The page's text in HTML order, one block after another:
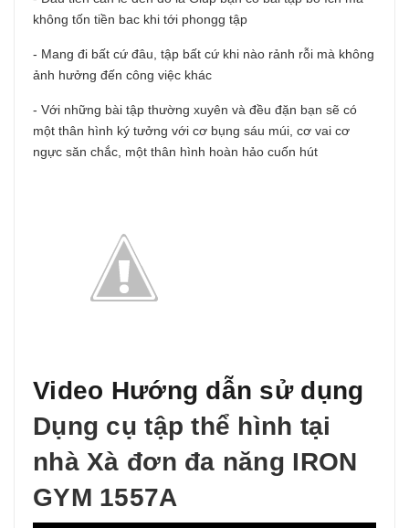
không tốn tiền bac khi tới phongg tập
- Mang đi bất cứ đâu, tập bất cứ khi nào rảnh rỗi mà không
ảnh hưởng đến công việc khác
- Với những bài tập thường xuyên và đều đặn bạn sẽ có
một thân hình ký tưởng với cơ bụng sáu múi, cơ vai cơ
ngực săn chắc, một thân hình hoàn hảo cuốn hút
Video Hướng dẫn sử dụng
Dụng cụ tập thể hình tại
nhà Xà đơn đa năng IRON
GYM 1557A